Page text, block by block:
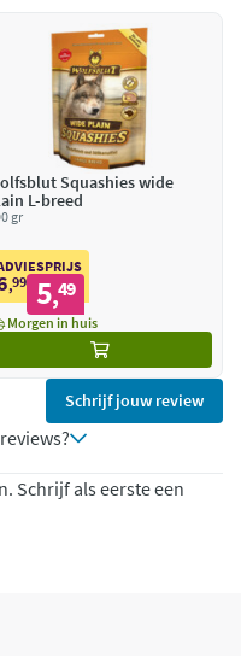
Squashies wide
L-breed
gr
,99 5,49
Morgen in huis
Schrijf jouw review
Schrijf als eerste een